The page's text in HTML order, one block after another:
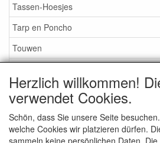
Tassen-Hoesjes
Tarp en Poncho
Touwen
Verf
Verhuur
Herzlich willkommen!
verwendet Cookies.
Schön, dass Sie unsere Seite
welche Cookies wir platzieren dürfen.
sammeln keine persönlichen Daten.